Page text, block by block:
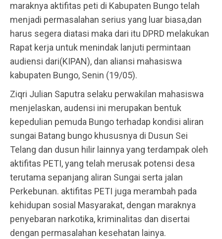
maraknya aktifitas peti di Kabupaten Bungo telah
menjadi permasalahan serius yang luar biasa,dan
harus segera diatasi maka dari itu DPRD melakukan
Rapat kerja untuk menindak lanjuti permintaan
audiensi dari(KIPAN), dan aliansi mahasiswa
kabupaten Bungo, Senin (19/05).
Ziqri Julian Saputra selaku perwakilan mahasiswa
menjelaskan, audensi ini merupakan bentuk
kepedulian pemuda Bungo terhadap kondisi aliran
sungai Batang bungo khususnya di Dusun Sei
Telang dan dusun hilir lainnya yang terdampak oleh
aktifitas PETI, yang telah merusak potensi desa
terutama sepanjang aliran Sungai serta jalan
Perkebunan. aktifitas PETI juga merambah pada
kehidupan sosial Masyarakat, dengan maraknya
penyebaran narkotika, kriminalitas dan disertai
dengan permasalahan kesehatan lainya.